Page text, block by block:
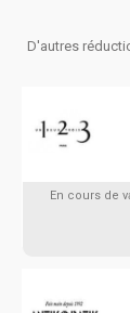
D'autres
En cours de